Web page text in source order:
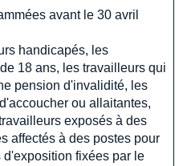
avant le 30 avril
handicapés, les
18 ans, les travailleurs qui
pension d'invalidité, les
ou allaitantes,
exposés à des
affectés à des postes pour
fixées par le